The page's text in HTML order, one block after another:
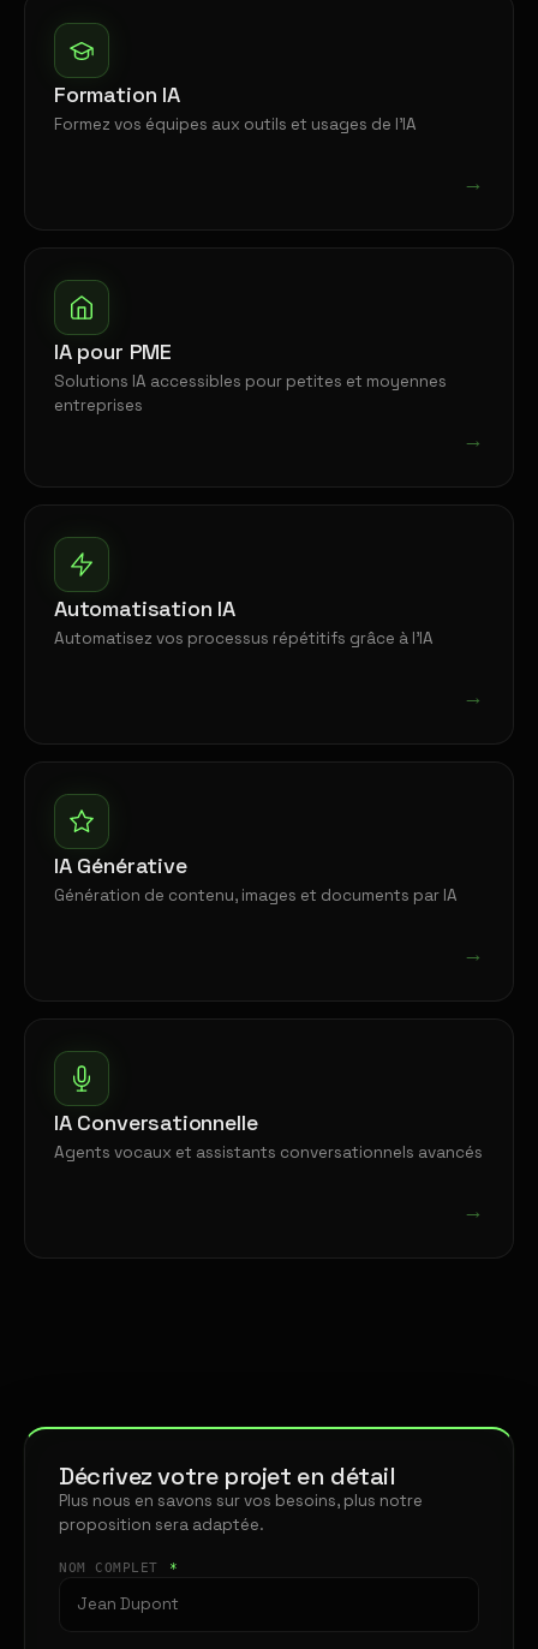
Formation IA
Formez vos équipes aux outils et usages de l'IA
→
IA pour PME
Solutions IA accessibles pour petites et moyennes
entreprises
→
Automatisation IA
Automatisez vos processus répétitifs grâce à l'IA
→
IA Générative
Génération de contenu, images et documents par IA
→
IA Conversationnelle
Agents vocaux et assistants conversationnels avancés
→
Décrivez votre projet en détail
Plus nous en savons sur vos besoins, plus notre
proposition sera adaptée.
NOM COMPLET *